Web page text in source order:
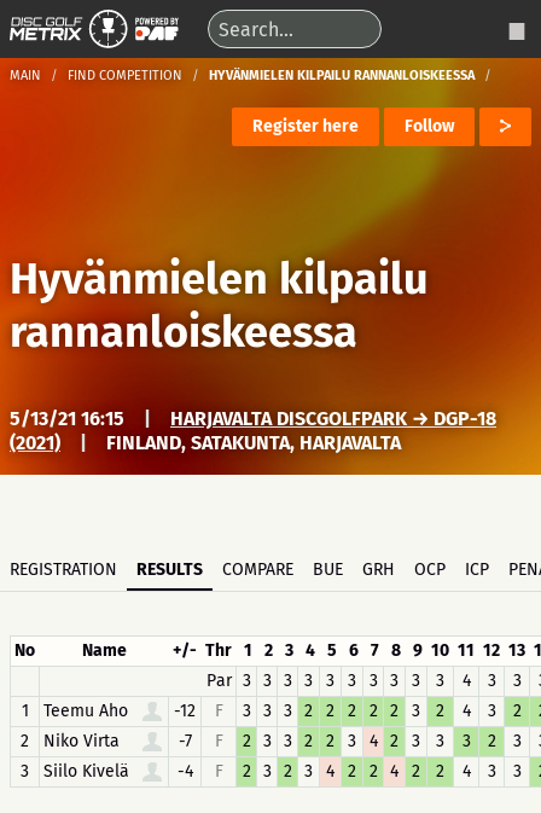
MAIN FIND COMPETITION HYVÄNMIELEN KILPAILU RANNANLOISKEESSA
Register here Follow
Hyvänmielen kilpailu
rannanloiskeessa
5/13/21 16:15
HARJAVALTA DISCGOLFPARK → DGP-18
(2021)
FINLAND, SATAKUNTA, HARJAVALTA
REGISTRATION RESULTS COMPARE BUE GRH OCP ICP
No Name +/- Thr 1 2 3 4 5 6 7 8 9 10 11 12 13
Par 3 3 3 3 3 3 3 3 3 3 4 3 3
1
Teemu Aho -12 F 3 3 3 2 2 2 2 2 3 2 4 3 2
2
Niko Virta -7 F 2 3 3 2 2 3 4 2 3 3 3 2 3
3
Siilo Kivelä -4 F 2 3 2 3 4 2 2 4 2 2 4 3 3